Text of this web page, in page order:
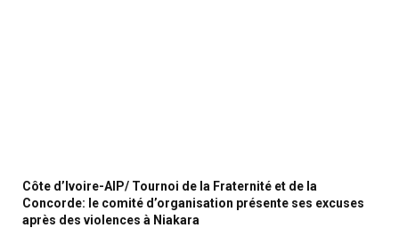
Côte d’Ivoire-AIP/ Tournoi de la Fraternité et de la
Concorde: le comité d’organisation présente ses excuses
après des violences à Niakara